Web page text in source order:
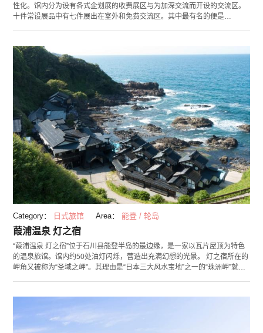
性化。馆内分为设有各式企划展的收费展区与为加深交流而开设的交流区。
十件常设展品中有七件展出在室外和免费交流区。其中最有名的便是
世界。您还不心动吗？
Category： 日式旅馆 Area： 能登 / 轮岛
葭浦温泉 灯之宿
“葭浦温泉 灯之宿”位于石川县能登半岛的最边缘，是一家以瓦片屋顶为特色
的温泉旅馆。馆内约50处油灯闪烁，营造出充满幻想的光景。 灯之宿所在的
岬角又被称为“圣域之岬”。其理由是“日本三大风水宝地”之一的“珠洲岬”就在
气。浮于水面上的小屋内侧有露天浴池，可将日本海的绝美景观尽收眼底。